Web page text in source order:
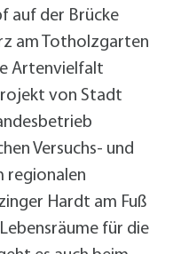
auf der Brücke
am Totholzgarten
Artenvielfalt
von Stadt
Versuchs- und
regionalen
Hardt am Fuß
für die